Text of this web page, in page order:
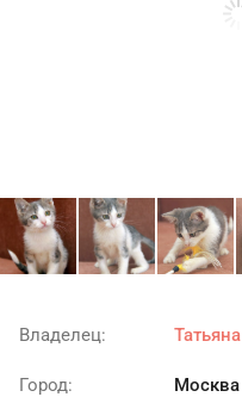
Владелец: Татьяна
Город: Москва